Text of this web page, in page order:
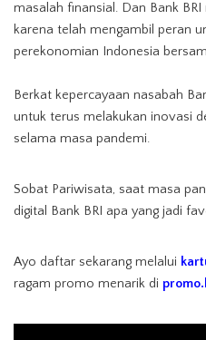
masalah finansial. Dan Bank
karena telah mengambil peran
perekonomian Indonesia
Berkat kepercayaan nasabah
untuk terus melakukan inovasi
selama masa pandemi.⁣
⁣Sobat Pariwisata, saat masa
digital Bank BRI apa yang jadi
Ayo daftar sekarang melalui
ragam promo menarik di